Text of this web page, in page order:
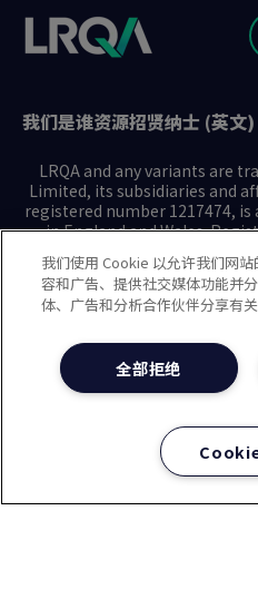
我们是谁资源招贤纳士 (英文)
LRQA and any variants are
Limited, its subsidiaries and
registered number 1217474,
in England and Wales.
Bickenhill Lane, Birmingham
治理方针(英文)沪ICP备
沪公网安备31010102008508号
我们使用 Cookie 以允许我们网
容和广告、提供社交媒体功能并
体、广告和分析合作伙伴分享有
全部拒绝